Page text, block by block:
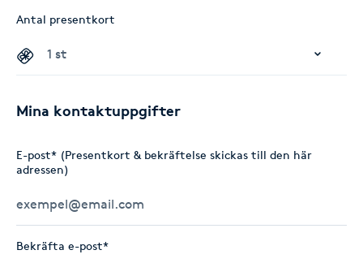
Antal presentkort
Mina kontaktuppgifter
E-post* (Presentkort & bekräftelse skickas till den här
adressen)
Bekräfta e-post*